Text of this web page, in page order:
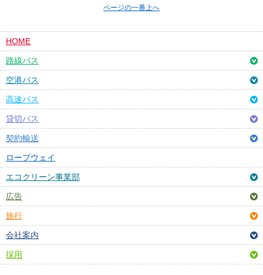
ページの一番上へ
HOME
路線バス
空港バス
高速バス
貸切バス
契約輸送
ロープウェイ
エコクリーン事業部
広告
旅行
会社案内
採用